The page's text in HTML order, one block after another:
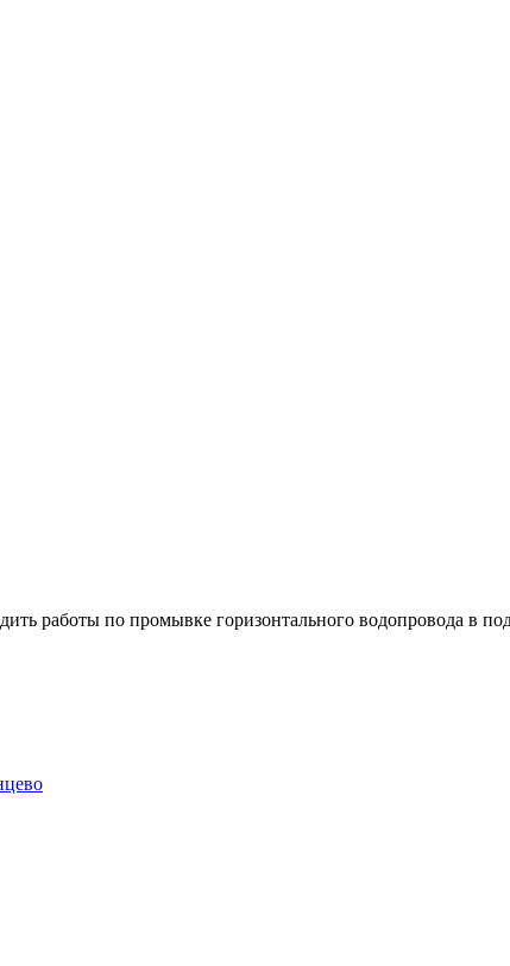
работы по промывке горизонтального водопровода в